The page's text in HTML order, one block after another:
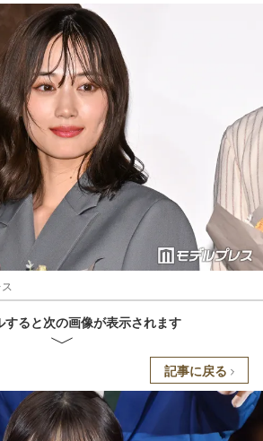
すると次の画像が表示されます
記事に戻る